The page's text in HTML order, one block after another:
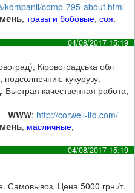
kompanii/comp-795-about.html
,травы и бобовые,соя,
04/08/2017 15:19
Кіровоградська обл
кукурузу.
качественная работа,
WWW: http://corwell-ltd.com/
, масличные,
04/08/2017 15:19
Самовывоз. Цена 5000 грн./т.